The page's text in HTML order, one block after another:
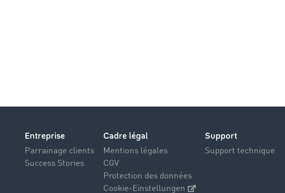
Entreprise
Parrainage clients
Success Stories
Cadre légal
Mentions légales
CGV
Protection des données
Cookie-Einstellungen
Support
Support technique